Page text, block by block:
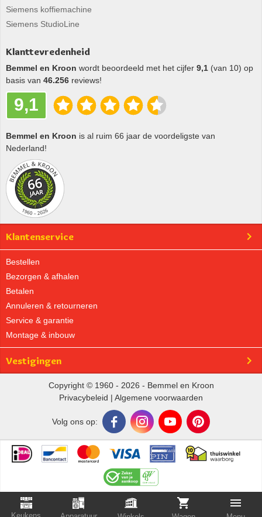
Keukens
Siemens koffiemachine
Siemens StudioLine
Klanttevredenheid
Bemmel en Kroon wordt beoordeeld met het cijfer 9,1 (van 10) op
basis van 46.256 reviews!
9,1
Bemmel en Kroon is al ruim 66 jaar de voordeligste van
Nederland!
Klantenservice
Bestellen
Bezorgen & afhalen
Betalen
Annuleren & retourneren
Service & garantie
Montage & inbouw
Vestigingen
Copyright © 1960 - 2026 - Bemmel en Kroon
Privacybeleid | Algemene voorwaarden
Volg ons op: